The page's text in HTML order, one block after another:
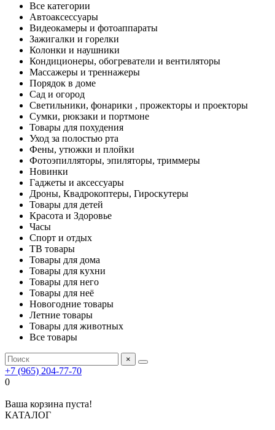
Все категории
Автоаксессуары
Видеокамеры и фотоаппараты
Зажигалки и горелки
Колонки и наушники
Кондиционеры, обогреватели и вентиляторы
Массажеры и треннажеры
Порядок в доме
Сад и огород
Светильники, фонарики , прожекторы и проекторы
Сумки, рюкзаки и портмоне
Товары для похудения
Уход за полостью рта
Фены, утюжки и плойки
Фотоэпилляторы, эпиляторы, триммеры
Новинки
Гаджеты и аксессуары
Дроны, Квадрокоптеры, Гироскутеры
Товары для детей
Красота и Здоровье
Часы
Спорт и отдых
ТВ товары
Товары для дома
Товары для кухни
Товары для него
Товары для неё
Новогодние товары
Летние товары
Товары для животных
Все товары
×
+7 (965) 204-77-70
0
Ваша корзина пуста!
КАТАЛОГ